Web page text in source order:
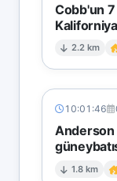
Cobb'un 7
Kaliforniya
2.2 km
10:01:46
Anderson
1.8 km